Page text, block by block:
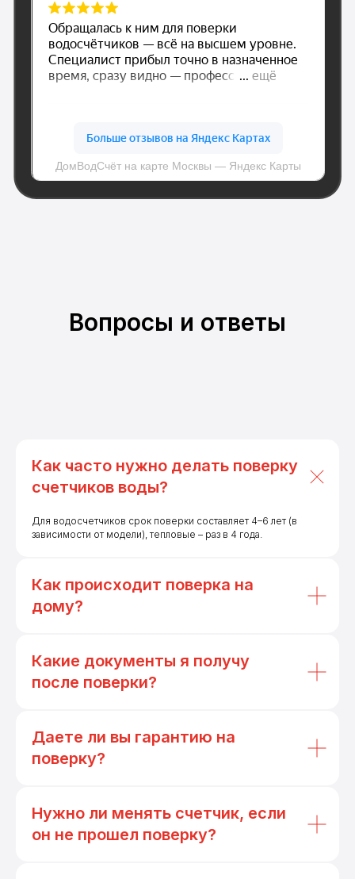
Вопросы и ответы
Как часто нужно делать поверку
счетчиков воды?
Для водосчетчиков срок поверки составляет 4–6 лет (в
зависимости от модели), тепловые – раз в 4 года.
Как происходит поверка на
дому?
Какие документы я получу
после поверки?
Даете ли вы гарантию на
поверку?
Нужно ли менять счетчик, если
он не прошел поверку?
Политика конфиденциальности
© Все права защищены.